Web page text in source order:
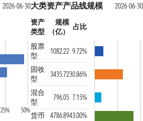
2026-06-30
25% 50%
大类资产产品线规模
2026-06-30
资产
类型
规模
（亿）
占比
股票
型
1082.22 9.72%
固收
型
3435.7230.86%
混合
型
796.05 7.15%
货币
4786.8943.00%